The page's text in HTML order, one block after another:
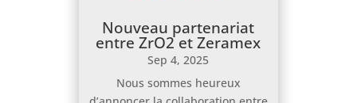
Nouveau partenariat
entre ZrO2 et Zeramex
Sep 4, 2025
Nous sommes heureux